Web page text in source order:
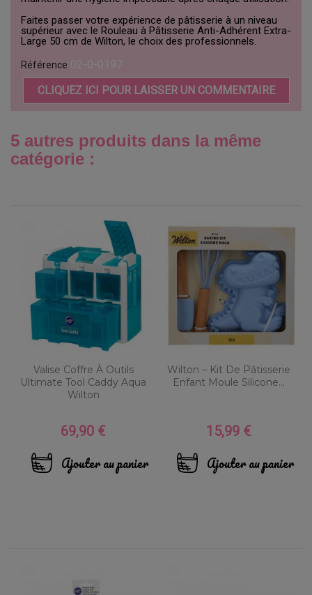
Faites passer votre expérience de pâtisserie à un niveau
supérieur avec le Rouleau à Pâtisserie Anti-Adhérent Extra-
Large 50 cm de Wilton, le choix des professionnels.
Référence
CLIQUEZ ICI POUR LAISSER UN COMMENTAIRE
5 autres produits dans la même
catégorie :
Valise Coffre À Outils
Ultimate Tool Caddy Aqua
Wilton
Prix
69,90 €
Ajouter au panier
Wilton – Kit De Pâtisserie
Enfant Moule Silicone...
Prix
15,99 €
Ajouter au panier